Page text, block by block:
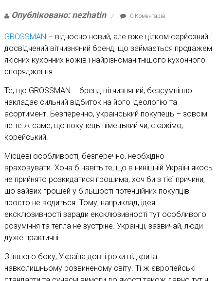
Опубліковано: nezhatin 0 Коментарів
GROSSMAN – відносно новий, але вже цілком серйозний і
досвідчений вітчизняний бренд, що займається продажем
якісних кухонних ножів і найрізноманітнішого кухонного
спорядження.
Те, що GROSSMAN – бренд вітчизняний, безсумнівно
накладає сильний відбиток на його ідеологію та
асортимент. Безперечно, український покупець – зовсім
не те ж саме, що покупець німецький чи, скажімо,
корейський.
Місцеві особливості, безперечно, необхідно
враховувати. Хоча б навіть те, що в нинішній Україні якось
не прийнято розкидатися грошима, хоч би з тієї причини,
що зайвих грошей у більшості потенційних покупців
просто не водиться. Тому, наприклад, ідея
ексклюзивності заради ексклюзивності тут особливого
розуміння та тепла не зустріне. Українці, зазвичай, люди
дуже практичні.
З іншого боку, Україна довгі роки відкрита
навколишньому розвиненому світу. Ті ж європейські